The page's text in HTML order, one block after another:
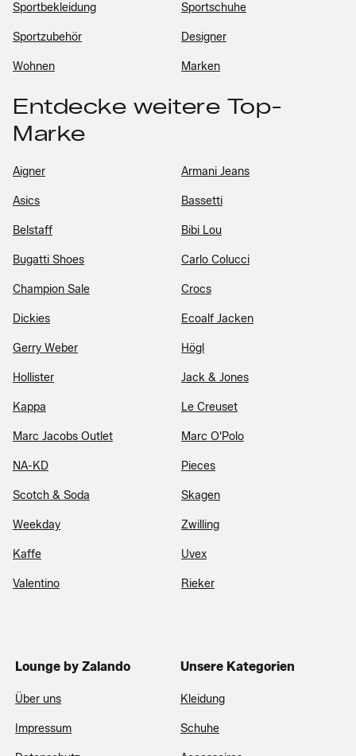
Sportbekleidung Sportschuhe
Sportzubehör Designer
Wohnen Marken
Entdecke weitere Top-
Marke
Aigner Armani Jeans
Asics Bassetti
Belstaff Bibi Lou
Bugatti Shoes Carlo Colucci
Champion Sale Crocs
Dickies Ecoalf Jacken
Gerry Weber Högl
Hollister Jack & Jones
Kappa Le Creuset
Marc Jacobs Outlet Marc O'Polo
NA-KD Pieces
Scotch & Soda Skagen
Weekday Zwilling
Kaffe Uvex
Valentino Rieker
Lounge by Zalando
Über uns
Impressum
Unsere Kategorien
Kleidung
Schuhe